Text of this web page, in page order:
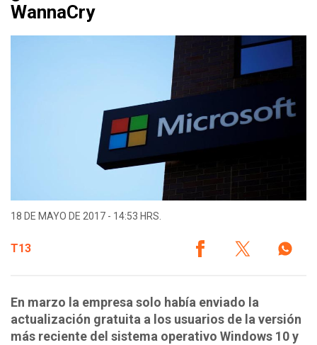
WannaCry
18 DE MAYO DE 2017 - 14:53 HRS.
T13
En marzo la empresa solo había enviado la
actualización gratuita a los usuarios de la versión
más reciente del sistema operativo Windows 10 y